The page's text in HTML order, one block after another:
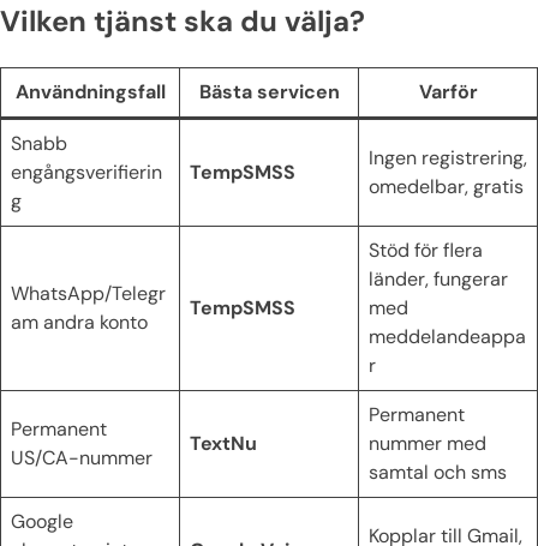
Vilken tjänst ska du välja?
Användningsfall Bästa servicen Varför
Snabb
engångsverifierin
g
TempSMSS
Ingen registrering,
omedelbar, gratis
WhatsApp/Telegr
am andra konto
TempSMSS
Stöd för flera
länder, fungerar
med
meddelandeappa
r
Permanent
US/CA-nummer
TextNu
Permanent
nummer med
samtal och sms
Google
Kopplar till Gmail,